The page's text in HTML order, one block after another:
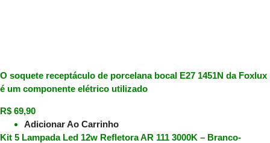
O soquete receptáculo de porcelana bocal E27 1451N da Foxlux
é um componente elétrico utilizado
R$ 69,90
Adicionar Ao Carrinho
Kit 5 Lampada Led 12w Refletora AR 111 3000K – Branco-